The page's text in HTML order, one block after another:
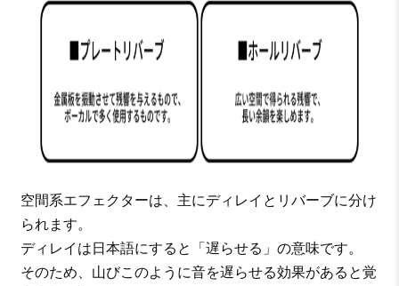
空間系エフェクターは、主にディレイとリバーブに分け
られます。
ディレイは日本語にすると「遅らせる」の意味です。
そのため、山びこのように音を遅らせる効果があると覚